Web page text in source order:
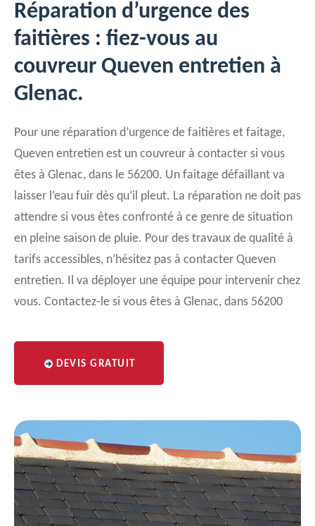
Réparation d’urgence des
faitières : fiez-vous au
couvreur Queven entretien à
Glenac.
Pour une réparation d’urgence de faitières et faitage,
Queven entretien est un couvreur à contacter si vous
êtes à Glenac, dans le 56200. Un faitage défaillant va
laisser l’eau fuir dès qu’il pleut. La réparation ne doit pas
attendre si vous êtes confronté à ce genre de situation
en pleine saison de pluie. Pour des travaux de qualité à
tarifs accessibles, n’hésitez pas à contacter Queven
entretien. Il va déployer une équipe pour intervenir chez
vous. Contactez-le si vous êtes à Glenac, dans 56200
DEVIS GRATUIT